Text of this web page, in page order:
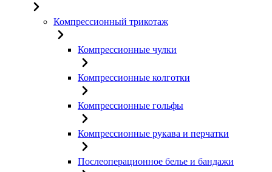
Компрессионный трикотаж
Компрессионные чулки
Компрессионные колготки
Компрессионные гольфы
Компрессионные рукава и перчатки
Послеоперационное белье и бандажи